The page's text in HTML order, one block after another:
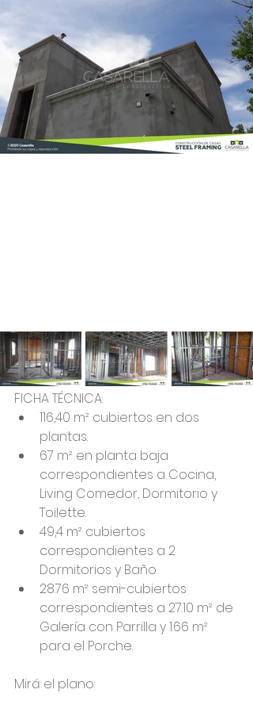
FICHA TÉCNICA:
116,40 m² cubiertos en dos
plantas.
67 m² en planta baja
correspondientes a Cocina,
Living Comedor, Dormitorio y
Toilette.
49,4 m² cubiertos
correspondientes a 2
Dormitorios y Baño.
28.76 m² semi-cubiertos
correspondientes a 27.10 m² de
Galería con Parrilla y 1.66 m²
para el Porche.
Mirá el plano: